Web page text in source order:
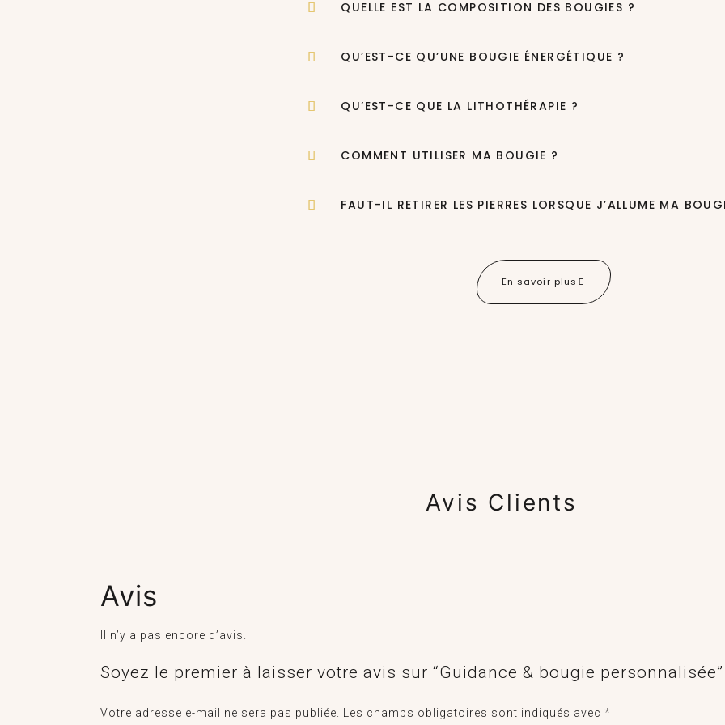
QUELLE EST LA COMPOSITION DES BOUGIES ?
QU’EST-CE QU’UNE BOUGIE ÉNERGÉTIQUE ?
QU’EST-CE QUE LA LITHOTHÉRAPIE ?
COMMENT UTILISER MA BOUGIE ?
FAUT-IL RETIRER LES PIERRES LORSQUE J’ALLUME MA
En savoir plus
Avis Clients
Avis
Il n’y a pas encore d’avis.
Soyez le premier à laisser votre avis sur “Guidance & bougie personnalisée”
Votre adresse e-mail ne sera pas publiée. Les champs obligatoires sont indiqués avec *